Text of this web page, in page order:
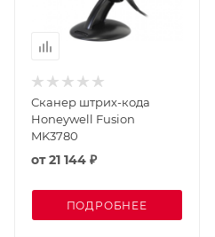
Сканер штрих-кода
Honeywell Fusion
MK3780
от21 144 ₽
ПОДРОБНЕЕ